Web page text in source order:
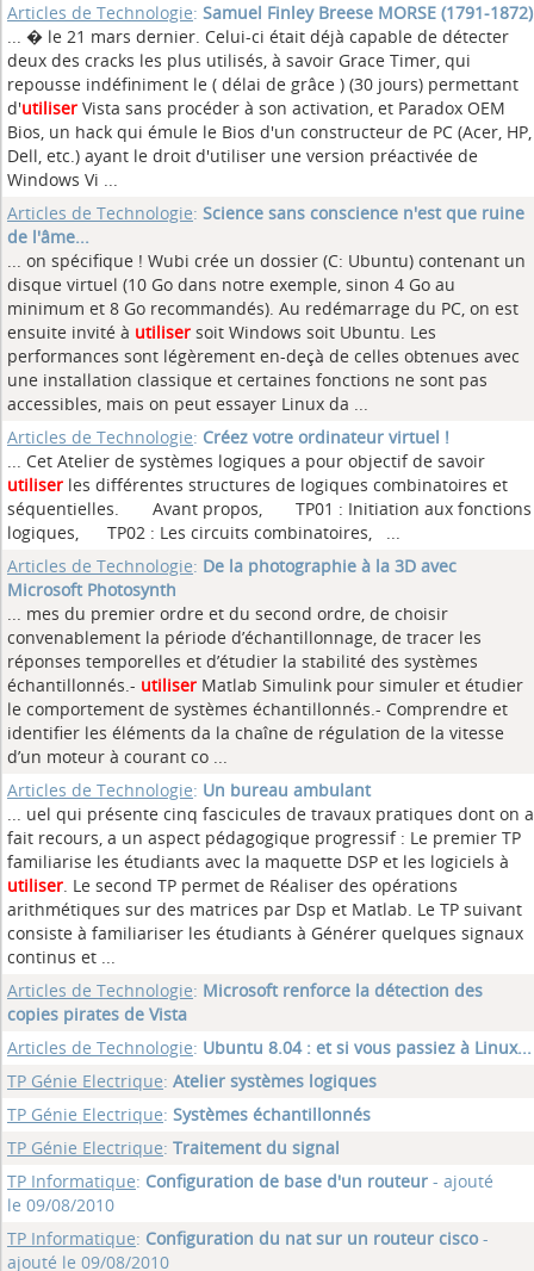
Articles de Technologie: Samuel Finley Breese MORSE (1791-1872)
... � le 21 mars dernier. Celui-ci était déjà capable de détecter
deux des cracks les plus utilisés, à savoir Grace Timer, qui
repousse indéfiniment le ( délai de grâce ) (30 jours) permettant
d'utiliser Vista sans procéder à son activation, et Paradox OEM
Bios, un hack qui émule le Bios d'un constructeur de PC (Acer, HP,
Dell, etc.) ayant le droit d'utiliser une version préactivée de
Windows Vi ...
Articles de Technologie: Science sans conscience n'est que ruine
de l'âme...
... on spécifique ! Wubi crée un dossier (C: Ubuntu) contenant un
disque virtuel (10 Go dans notre exemple, sinon 4 Go au
minimum et 8 Go recommandés). Au redémarrage du PC, on est
ensuite invité à utiliser soit Windows soit Ubuntu. Les
performances sont légèrement en-deçà de celles obtenues avec
une installation classique et certaines fonctions ne sont pas
accessibles, mais on peut essayer Linux da ...
Articles de Technologie: Créez votre ordinateur virtuel !
... Cet Atelier de systèmes logiques a pour objectif de savoir
utiliser les différentes structures de logiques combinatoires et
séquentielles. Avant propos, TP01 : Initiation aux fonctions
logiques, TP02 : Les circuits combinatoires, ...
Articles de Technologie: De la photographie à la 3D avec
Microsoft Photosynth
... mes du premier ordre et du second ordre, de choisir
convenablement la période d’échantillonnage, de tracer les
réponses temporelles et d’étudier la stabilité des systèmes
échantillonnés.- utiliser Matlab Simulink pour simuler et étudier
le comportement de systèmes échantillonnés.- Comprendre et
identifier les éléments da la chaîne de régulation de la vitesse
d’un moteur à courant co ...
Articles de Technologie: Un bureau ambulant
... uel qui présente cinq fascicules de travaux pratiques dont on a
fait recours, a un aspect pédagogique progressif : Le premier TP
familiarise les étudiants avec la maquette DSP et les logiciels à
utiliser. Le second TP permet de Réaliser des opérations
arithmétiques sur des matrices par Dsp et Matlab. Le TP suivant
consiste à familiariser les étudiants à Générer quelques signaux
continus et ...
Articles de Technologie: Microsoft renforce la détection des
copies pirates de Vista
Articles de Technologie: Ubuntu 8.04 : et si vous passiez à Linux...
TP Génie Electrique: Atelier systèmes logiques
TP Génie Electrique: Systèmes échantillonnés
TP Génie Electrique: Traitement du signal
TP Informatique: Configuration de base d'un routeur - ajouté
le 09/08/2010
TP Informatique: Configuration du nat sur un routeur cisco-
ajouté le 09/08/2010